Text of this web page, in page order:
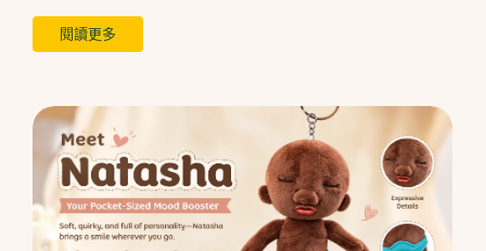
閱讀更多